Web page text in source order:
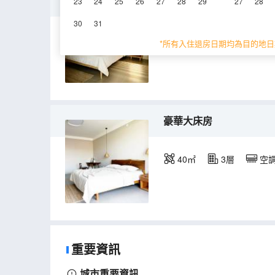
30 31
*所有入住退房日期均為目的地
220㎡ 4層
豪華大床房
40㎡ 3層 空
重要資訊